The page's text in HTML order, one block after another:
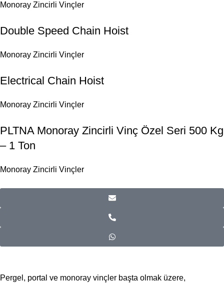
Monoray Zincirli Vinçler
Double Speed Chain Hoist
Monoray Zincirli Vinçler
Electrical Chain Hoist
Monoray Zincirli Vinçler
PLTNA Monoray Zincirli Vinç Özel Seri 500 Kg
– 1 Ton
Monoray Zincirli Vinçler
Pergel, portal ve monoray vinçler başta olmak üzere,